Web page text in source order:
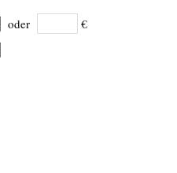
oder €